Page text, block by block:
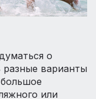
о
варианты
или